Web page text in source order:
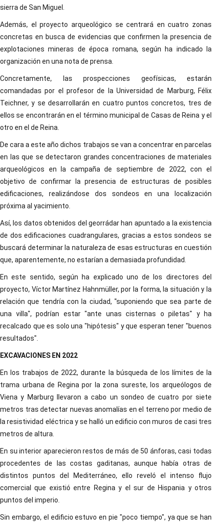
sierra de San Miguel.
Además, el proyecto arqueológico se centrará en cuatro zonas
concretas en busca de evidencias que confirmen la presencia de
explotaciones mineras de época romana, según ha indicado la
organización en una nota de prensa.
Concretamente, las prospecciones geofísicas, estarán
comandadas por el profesor de la Universidad de Marburg, Félix
Teichner, y se desarrollarán en cuatro puntos concretos, tres de
ellos se encontrarán en el término municipal de Casas de Reina y el
otro en el de Reina.
De cara a este año dichos trabajos se van a concentrar en parcelas
en las que se detectaron grandes concentraciones de materiales
arqueológicos en la campaña de septiembre de 2022, con el
objetivo de confirmar la presencia de estructuras de posibles
edificaciones, realizándose dos sondeos en una localización
próxima al yacimiento.
Así, los datos obtenidos del georrádar han apuntado a la existencia
de dos edificaciones cuadrangulares, gracias a estos sondeos se
buscará determinar la naturaleza de esas estructuras en cuestión
que, aparentemente, no estarían a demasiada profundidad.
En este sentido, según ha explicado uno de los directores del
proyecto, Víctor Martínez Hahnmüller, por la forma, la situación y la
relación que tendría con la ciudad, "suponiendo que sea parte de
una villa", podrían estar "ante unas cisternas o piletas" y ha
recalcado que es solo una "hipótesis" y que esperan tener "buenos
resultados".
EXCAVACIONES EN 2022
En los trabajos de 2022, durante la búsqueda de los límites de la
trama urbana de Regina por la zona sureste, los arqueólogos de
Viena y Marburg llevaron a cabo un sondeo de cuatro por siete
metros tras detectar nuevas anomalías en el terreno por medio de
la resistividad eléctrica y se halló un edificio con muros de casi tres
metros de altura.
En su interior aparecieron restos de más de 50 ánforas, casi todas
procedentes de las costas gaditanas, aunque había otras de
distintos puntos del Mediterráneo, ello reveló el intenso flujo
comercial que existió entre Regina y el sur de Hispania y otros
puntos del imperio.
Sin embargo, el edificio estuvo en pie "poco tiempo", ya que se han